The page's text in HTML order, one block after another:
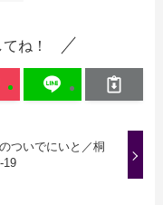
ね！
ついでにいと／桐
19